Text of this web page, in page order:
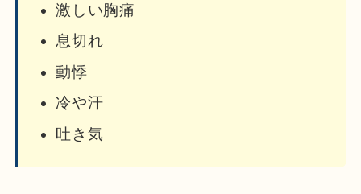
激しい胸痛
息切れ
動悸
冷や汗
吐き気